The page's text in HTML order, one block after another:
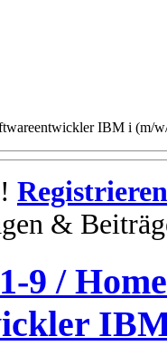
IBM i (m/
Registrieren
&
9 /